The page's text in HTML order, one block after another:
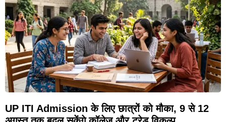
UP ITI Admission के लिए छात्रों को मौका, 9 से 12